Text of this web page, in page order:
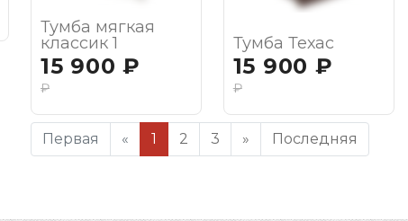
Тумба мягкая
классик 1
15 900 ₽
₽
Тумба Техас
15 900 ₽
₽
Первая « 1 2 3 » Последняя